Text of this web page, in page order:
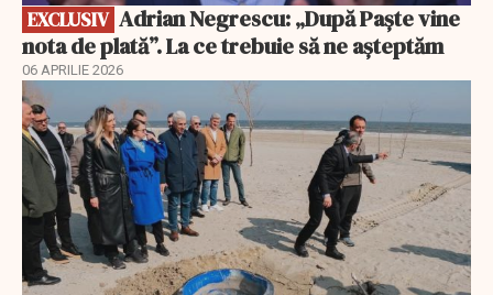
EXCLUSIV
nota de plată”. La ce trebuie să ne așteptăm
06 APRILIE 2026